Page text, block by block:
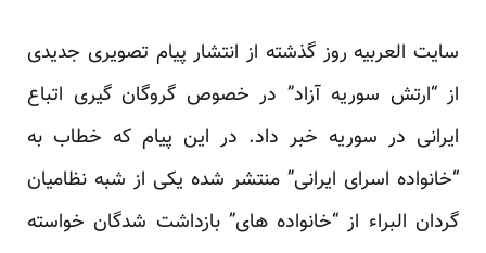
سایت العربیه روز گذشته از انتشار پیام تصویری جدیدی
از “ارتش سوریه آزاد” در خصوص گروگان گیری اتباع
ایرانی در سوریه خبر داد. در این پیام که خطاب به
“خانواده اسرای ایرانی” منتشر شده یکی از شبه نظامیان
گردان البراء از “خانواده های” بازداشت شدگان خواسته